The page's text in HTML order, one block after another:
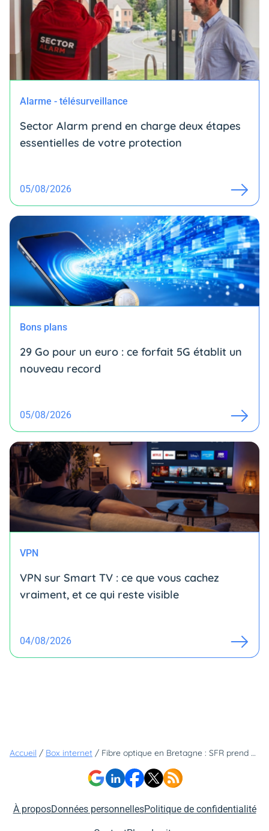
Alarme - télésurveillance
Sector Alarm prend en charge deux étapes
essentielles de votre protection
05/08/2026
Bons plans
29 Go pour un euro : ce forfait 5G établit un
nouveau record
05/08/2026
VPN
VPN sur Smart TV : ce que vous cachez
vraiment, et ce qui reste visible
04/08/2026
Accueil / Box internet / Fibre optique en Bretagne : SFR prend ses quartiers
À proposDonnées personnellesPolitique de confidentialité